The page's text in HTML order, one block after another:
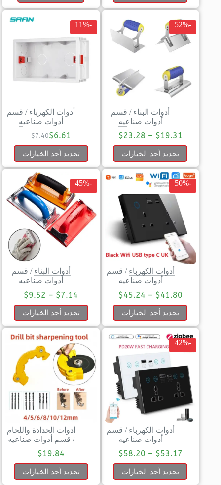
-52%
أدوات البناء / قسم
أدوات صناعيه
$19.31
–
$23.28
تحديد أحد الخيارات
-11%
أدوات الكهرباء / قسم
أدوات صناعيه
$7.40$6.61
تحديد أحد الخيارات
-50%
أدوات الكهرباء / قسم
أدوات صناعيه
$41.80
–
$45.24
تحديد أحد الخيارات
-45%
أدوات البناء / قسم
أدوات صناعيه
$7.14
–
$9.52
تحديد أحد الخيارات
-42%
أدوات الكهرباء / قسم
أدوات صناعيه
$53.17
–
$58.20
تحديد أحد الخيارات
أدوات الحدادة واللحام
/ قسم أدوات صناعيه
$19.84
تحديد أحد الخيارات